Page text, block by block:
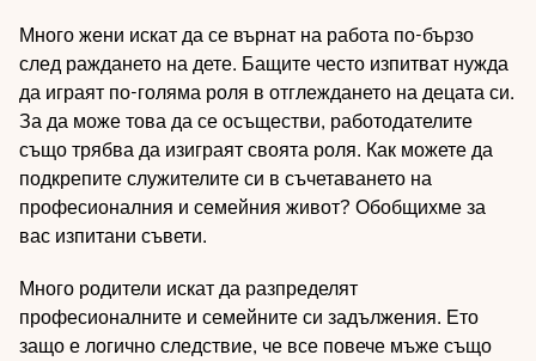
Много жени искат да се върнат на работа по-бързо
след раждането на дете. Бащите често изпитват нужда
да играят по-голяма роля в отглеждането на децата си.
За да може това да се осъществи, работодателите
също трябва да изиграят своята роля. Как можете да
подкрепите служителите си в съчетаването на
професионалния и семейния живот? Обобщихме за
вас изпитани съвети.
Много родители искат да разпределят
професионалните и семейните си задължения. Ето
защо е логично следствие, че все повече мъже също